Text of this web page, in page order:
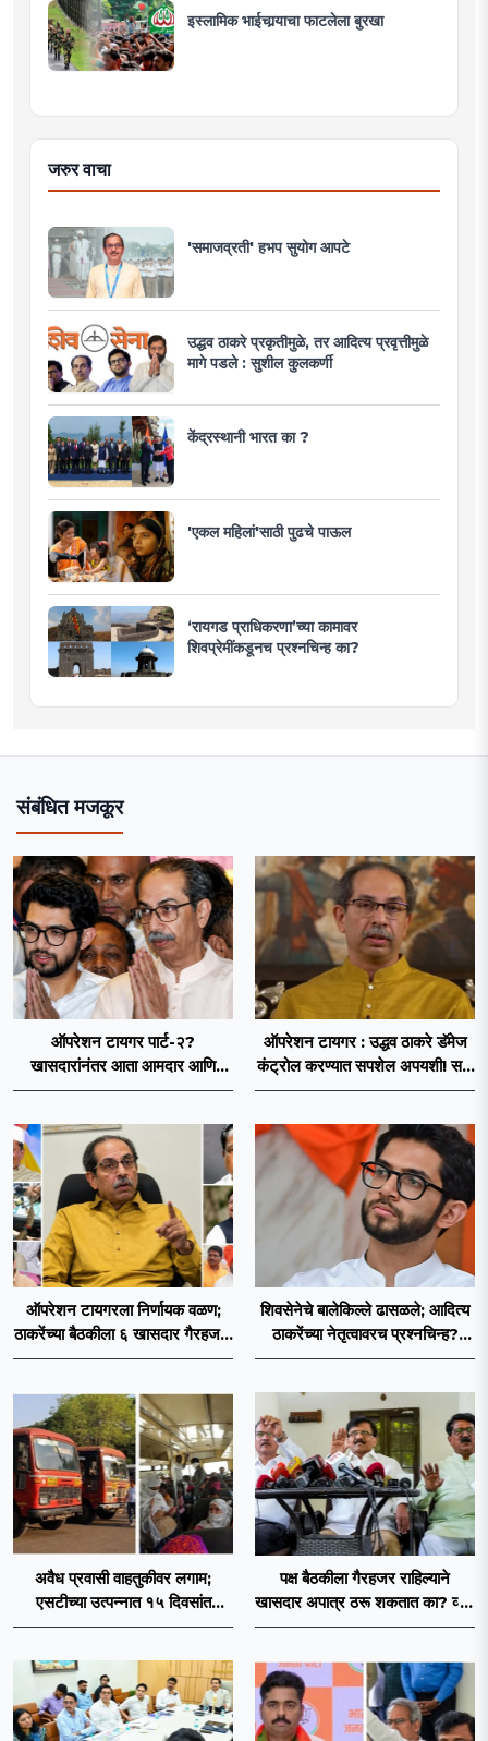
इस्लामिक भाईचार्‍याचा फाटलेला बुरखा
जरुर वाचा
'समाजव्रती' हभप सुयोग आपटे
उद्धव ठाकरे प्रकृतीमुळे, तर आदित्य प्रवृत्तीमुळे
मागे पडले : सुशील कुलकर्णी
केंद्रस्थानी भारत का ?
'एकल महिलां'साठी पुढचे पाऊल
‘रायगड प्राधिकरणा’च्या कामावर
शिवप्रेमींकडूनच प्रश्नचिन्ह का?
संबंधित मजकूर
ऑपरेशन टायगर पार्ट-२?
खासदारांनंतर आता आमदार आणि
नगरसेवकही शिंदेंच्या वाटेवर?
ऑपरेशन टायगर : उद्धव ठाकरे डॅमेज
कंट्रोल करण्यात सपशेल अपयशी! सहा
खासदारांनंतर आमदारांसह नगरसेवकही
ऑपरेशन टायगरला निर्णायक वळण;
ठाकरेंच्या बैठकीला ६ खासदार गैरहजर,
थेट शिंदे सेनेत विलीन होण्याचा
शिवसेनेचे बालेकिल्ले ढासळले; आदित्य
ठाकरेंच्या नेतृत्वावरच प्रश्नचिन्ह?
ठाकरे ब्रँड नेमका कुठे चुकला?
अवैध प्रवासी वाहतुकीवर लगाम;
एसटीच्या उत्पन्नात १५ दिवसांत
४३.८३ कोटींची वाढ!
पक्ष बैठकीला गैरहजर राहिल्याने
खासदार अपात्र ठरू शकतात का? व्हीप
आणि कायदा नेमकं काय सांगतो?